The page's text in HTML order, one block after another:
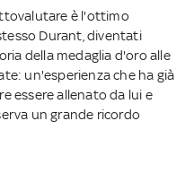
è l'ottimo
Durant, diventati
della medaglia d'oro alle
un'esperienza che ha già
essere allenato da lui e
un grande ricordo